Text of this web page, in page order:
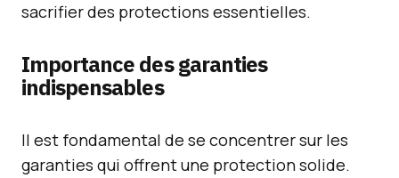
sacrifier des protections essentielles.
Importance des garanties
indispensables
Il est fondamental de se concentrer sur les
garanties qui offrent une protection solide.